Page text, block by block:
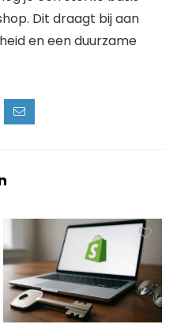
Dit draagt bij aan
en een duurzame